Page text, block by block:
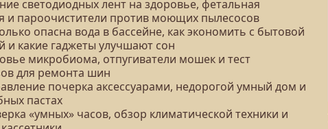
светодиодных лент на здоровье, фетальная
и пароочистители против моющих пылесосов
опасна вода в бассейне, как экономить с бытовой
и какие гаджеты улучшают сон
микробиома, отпугиватели мошек и тест
для ремонта шин
почерка аксессуарами, недорогой умный дом и
пастах
«умных» часов, обзор климатической техники и